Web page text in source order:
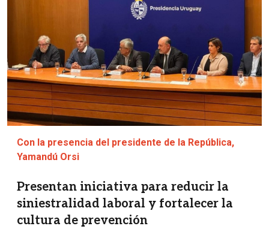
Con la presencia del presidente de la República,
Yamandú Orsi
Presentan iniciativa para reducir la
siniestralidad laboral y fortalecer la
cultura de prevención